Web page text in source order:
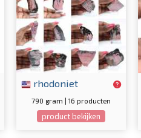
rhodoniet
790 gram | 16 producten
product bekijken